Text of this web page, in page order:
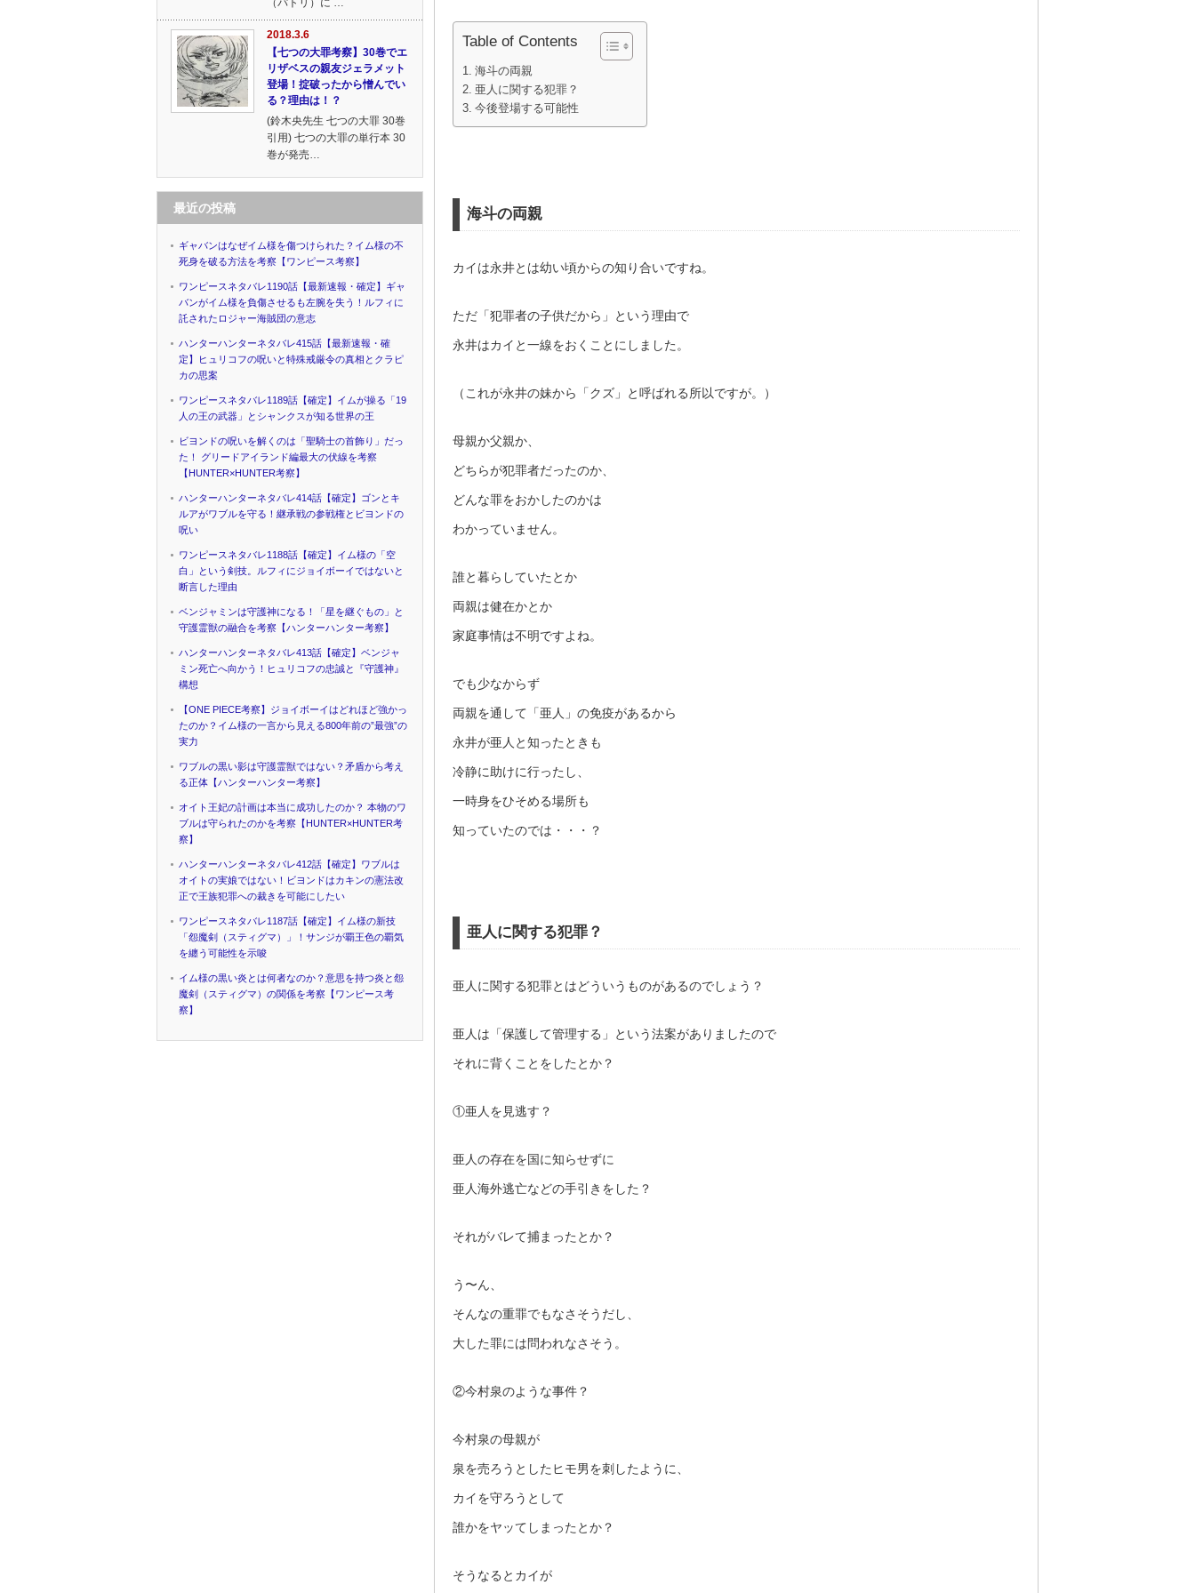
Table of Contents
海斗の両親
亜人に関する犯罪？
今後登場する可能性
海斗の両親
カイは永井とは幼い頃からの知り合いですね。
ただ「犯罪者の子供だから」という理由で
永井はカイと一線をおくことにしました。
（これが永井の妹から「クズ」と呼ばれる所以ですが。）
母親か父親か、
どちらが犯罪者だったのか、
どんな罪をおかしたのかは
わかっていません。
誰と暮らしていたとか
両親は健在かとか
家庭事情は不明ですよね。
でも少なからず
両親を通して「亜人」の免疫があるから
永井が亜人と知ったときも
冷静に助けに行ったし、
一時身をひそめる場所も
知っていたのでは・・・？
亜人に関する犯罪？
亜人に関する犯罪とはどういうものがあるのでしょう？
亜人は「保護して管理する」という法案がありましたので
それに背くことをしたとか？
①亜人を見逃す？
亜人の存在を国に知らせずに
亜人海外逃亡などの手引きをした？
それがバレて捕まったとか？
う〜ん、
そんなの重罪でもなさそうだし、
大した罪には問われなさそう。
②今村泉のような事件？
今村泉の母親が
泉を売ろうとしたヒモ男を刺したように、
カイを守ろうとして
誰かをヤッてしまったとか？
そうなるとカイが
（パトリ）に …
2018.3.6
【七つの大罪考察】30巻でエ
リザベスの親友ジェラメット
登場！掟破ったから憎んでい
る？理由は！？
(鈴木央先生 七つの大罪 30巻
引用) 七つの大罪の単行本 30
巻が発売…
最近の投稿
ギャバンはなぜイム様を傷つけられた？イム様の不
死身を破る方法を考察【ワンピース考察】
ワンピースネタバレ1190話【最新速報・確定】ギャ
バンがイム様を負傷させるも左腕を失う！ルフィに
託されたロジャー海賊団の意志
ハンターハンターネタバレ415話【最新速報・確
定】ヒュリコフの呪いと特殊戒厳令の真相とクラピ
カの思案
ワンピースネタバレ1189話【確定】イムが操る「19
人の王の武器」とシャンクスが知る世界の王
ビヨンドの呪いを解くのは「聖騎士の首飾り」だっ
た！ グリードアイランド編最大の伏線を考察
【HUNTER×HUNTER考察】
ハンターハンターネタバレ414話【確定】ゴンとキ
ルアがワブルを守る！継承戦の参戦権とビヨンドの
呪い
ワンピースネタバレ1188話【確定】イム様の「空
白」という剣技。ルフィにジョイボーイではないと
断言した理由
ベンジャミンは守護神になる！「星を継ぐもの」と
守護霊獣の融合を考察【ハンターハンター考察】
ハンターハンターネタバレ413話【確定】ベンジャ
ミン死亡へ向かう！ヒュリコフの忠誠と『守護神』
構想
【ONE PIECE考察】ジョイボーイはどれほど強かっ
たのか？イム様の一言から見える800年前の”最強”の
実力
ワブルの黒い影は守護霊獣ではない？矛盾から考え
る正体【ハンターハンター考察】
オイト王妃の計画は本当に成功したのか？ 本物のワ
ブルは守られたのかを考察【HUNTER×HUNTER考
察】
ハンターハンターネタバレ412話【確定】ワブルは
オイトの実娘ではない！ビヨンドはカキンの憲法改
正で王族犯罪への裁きを可能にしたい
ワンピースネタバレ1187話【確定】イム様の新技
「怨魔剣（スティグマ）」！サンジが覇王色の覇気
を纏う可能性を示唆
イム様の黒い炎とは何者なのか？意思を持つ炎と怨
魔剣（スティグマ）の関係を考察【ワンピース考
察】